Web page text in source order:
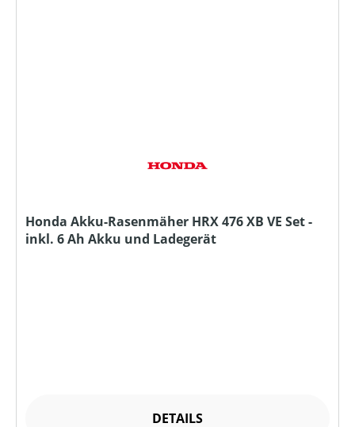
Honda Akku-Rasenmäher HRX 476 XB VE Set -
inkl. 6 Ah Akku und Ladegerät
DETAILS